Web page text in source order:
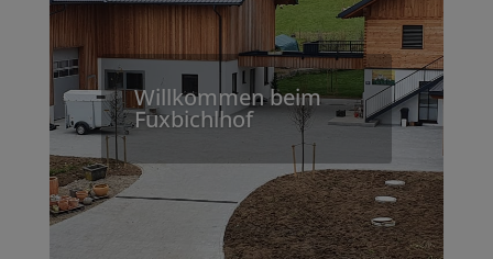
Willkommen beim
Fuxbichlhof